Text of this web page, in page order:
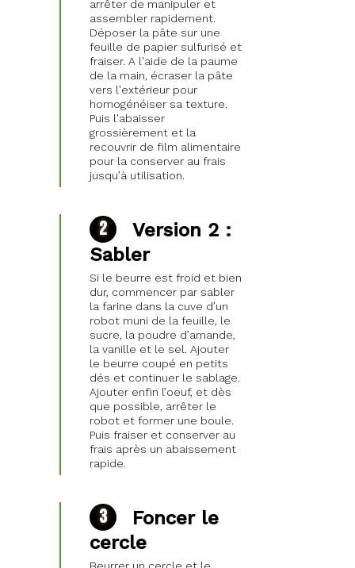
arrêter de manipuler et
assembler rapidement.
Déposer la pâte sur une
feuille de papier sulfurisé et
fraiser. A l'aide de la paume
de la main, écraser la pâte
vers l'extérieur pour
homogénéiser sa texture.
Puis l'abaisser
grossièrement et la
recouvrir de film alimentaire
pour la conserver au frais
jusqu’à utilisation.
Version 2 :
Sabler
Si le beurre est froid et bien
dur, commencer par sabler
la farine dans la cuve d’un
robot muni de la feuille, le
sucre, la poudre d’amande,
la vanille et le sel. Ajouter
le beurre coupé en petits
dés et continuer le sablage.
Ajouter enfin l’oeuf, et dès
que possible, arrêter le
robot et former une boule.
Puis fraiser et conserver au
frais après un abaissement
rapide.
Foncer le
cercle
Beurrer un cercle et le